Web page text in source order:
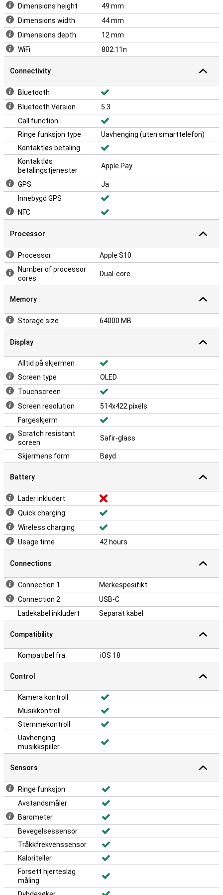
Dimensions height
49 mm
Dimensions width
44 mm
Dimensions depth
12 mm
WiFi
802.11n
Connectivity
Bluetooth
Bluetooth Version
5.3
Call function
Ringe funksjon type
Uavhenging (uten smarttelefon)
Kontaktløs betaling
Kontaktløs
betalingstjenester
Apple Pay
GPS
Ja
Innebygd GPS
NFC
Processor
Processor
Apple S10
Number of processor
cores
Dual-core
Memory
Storage size 64000 MB
Display
Alltid på skjermen
Screen type
OLED
Touchscreen
Screen resolution
514x422 pixels
Fargeskjerm
Scratch resistant
screen
Safir-glass
Skjermens form Bøyd
Battery
Lader inkludert
Quick charging
Wireless charging
Usage time
42 hours
Connections
Connection 1
Merkespesifikt
Connection 2
USB-C
Ladekabel inkludert
Separat kabel
Compatibility
Kompatibel fra iOS 18
Control
Kamera kontroll
Musikkontroll
Stemmekontroll
Uavhenging
musikkspiller
Sensors
Ringe funksjon
Avstandsmåler
Barometer
Bevegelsessensor
Tråkkfrekvenssensor
Kaloriteller
Forsett hjerteslag
måling